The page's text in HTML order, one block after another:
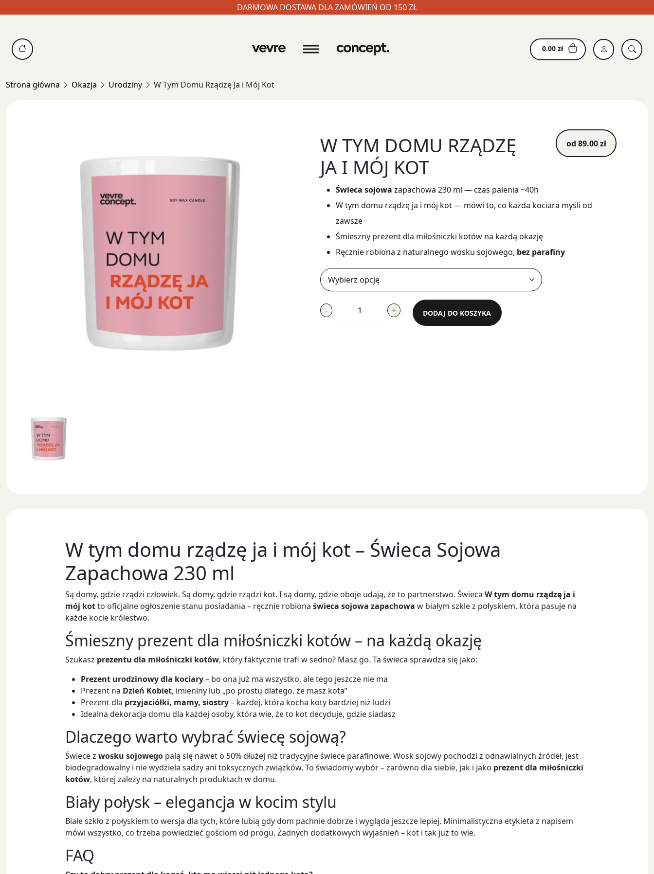
DARMOWA DOSTAWA DLA ZAMÓWIEŃ OD 150 ZŁ
content
0.00 zł
Strona główna Okazja Urodziny W Tym Domu Rządzę Ja i Mój Kot
W TYM DOMU RZĄDZĘ
JA I MÓJ KOT
od 89.00zł
Świeca sojowa zapachowa 230 ml — czas palenia ~40h
W tym domu rządzę ja i mój kot — mówi to, co każda kociara myśli od
zawsze
Śmieszny prezent dla miłośniczki kotów na każdą okazję
Ręcznie robiona z naturalnego wosku sojowego, bez parafiny
- + DODAJ DO KOSZYKA
W tym domu rządzę ja i mój kot – Świeca Sojowa
Zapachowa 230 ml
Są domy, gdzie rządzi człowiek. Są domy, gdzie rządzi kot. I są domy, gdzie oboje udają, że to partnerstwo. Świeca W tym domu rządzę ja i
mój kotto oficjalne ogłoszenie stanu posiadania – ręcznie robiona świeca sojowa zapachowa w białym szkle z połyskiem, która pasuje na
każde kocie królestwo.
Śmieszny prezent dla miłośniczki kotów – na każdą okazję
Szukasz prezentu dla miłośniczki kotów, który faktycznie trafi w sedno? Masz go. Ta świeca sprawdza się jako:
Prezent urodzinowy dla kociary– bo ona już ma wszystko, ale tego jeszcze nie ma
Prezent na Dzień Kobiet, imieniny lub „po prostu dlatego, że masz kota”
Prezent dla przyjaciółki, mamy, siostry– każdej, która kocha koty bardziej niż ludzi
Idealna dekoracja domu dla każdej osoby, która wie, że to kot decyduje, gdzie siadasz
Dlaczego warto wybrać świecę sojową?
Świece z wosku sojowego palą się nawet o 50% dłużej niż tradycyjne świece parafinowe. Wosk sojowy pochodzi z odnawialnych źródeł, jest
biodegradowalny i nie wydziela sadzy ani toksycznych związków. To świadomy wybór – zarówno dla siebie, jak i jako prezent dla miłośniczki
kotów, której zależy na naturalnych produktach w domu.
Biały połysk – elegancja w kocim stylu
Białe szkło z połyskiem to wersja dla tych, które lubią gdy dom pachnie dobrze i wygląda jeszcze lepiej. Minimalistyczna etykieta z napisem
mówi wszystko, co trzeba powiedzieć gościom od progu. Żadnych dodatkowych wyjaśnień – kot i tak już to wie.
FAQ